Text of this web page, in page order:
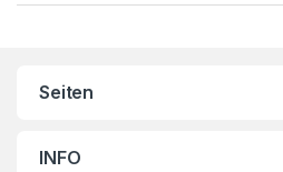
Seiten
INFO